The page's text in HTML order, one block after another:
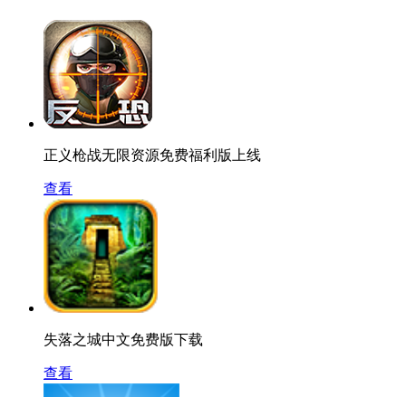
正义枪战无限资源免费福利版上线
查看
失落之城中文免费版下载
查看